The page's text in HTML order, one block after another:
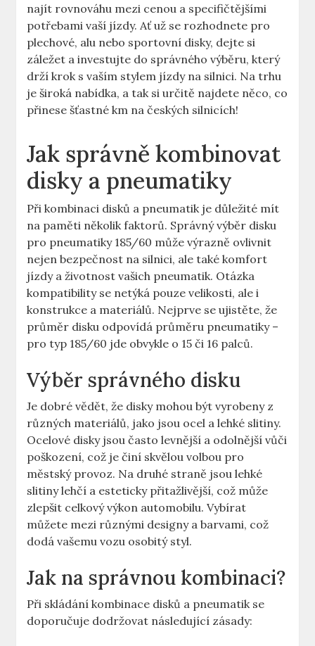
najít ​rovnováhu mezi cenou ⁤a specifičtějšími
potřebami vaší jízdy. Ať už se rozhodnete pro⁤
plechové,‌ alu​ nebo sportovní disky, dejte si
záležet a investujte do správného ‍výběru, který​
drží krok s vaším stylem jízdy na silnici. Na ⁣trhu
je široká ‌nabídka,‍ a tak si určitě najdete něco,⁢ co
přinese šťastné⁤ km na českých silnicích!
Jak správně kombinovat
disky a pneumatiky
Při kombinaci disků a pneumatik je důležité mít
na paměti několik faktorů. Správný výběr disku
pro ⁢pneumatiky 185/60 může ⁤výrazně ovlivnit
nejen bezpečnost na​ silnici, ale také⁣ komfort
jízdy a ‌životnost vašich⁤ pneumatik. Otázka
kompatibility se netýká pouze velikosti, ale i ​
konstrukce a materiálů.​ Nejprve se ujistěte, že
průměr ​disku⁤ odpovídá průměru ​pneumatiky​ –
pro​ typ 185/60 jde obvykle ‍o 15 či 16 palců.
Výběr správného disku
Je dobré vědět, že disky mohou​ být vyrobeny z
⁣různých materiálů, jako jsou ‍ocel a ⁤lehké ​slitiny.
Ocelové disky jsou často‍ levnější a odolnější ⁣vůči
‍poškození, což je činí skvělou volbou pro
⁤městský provoz. Na druhé straně jsou lehké
slitiny lehčí a esteticky přitažlivější, což může
zlepšit celkový‍ výkon⁣ automobilu. Vybírat
můžete mezi různými designy a barvami, což
dodá vašemu vozu osobitý ‌styl.
Jak na​ správnou kombinaci?
Při skládání kombinace disků a pneumatik se
doporučuje dodržovat ⁤následující zásady: